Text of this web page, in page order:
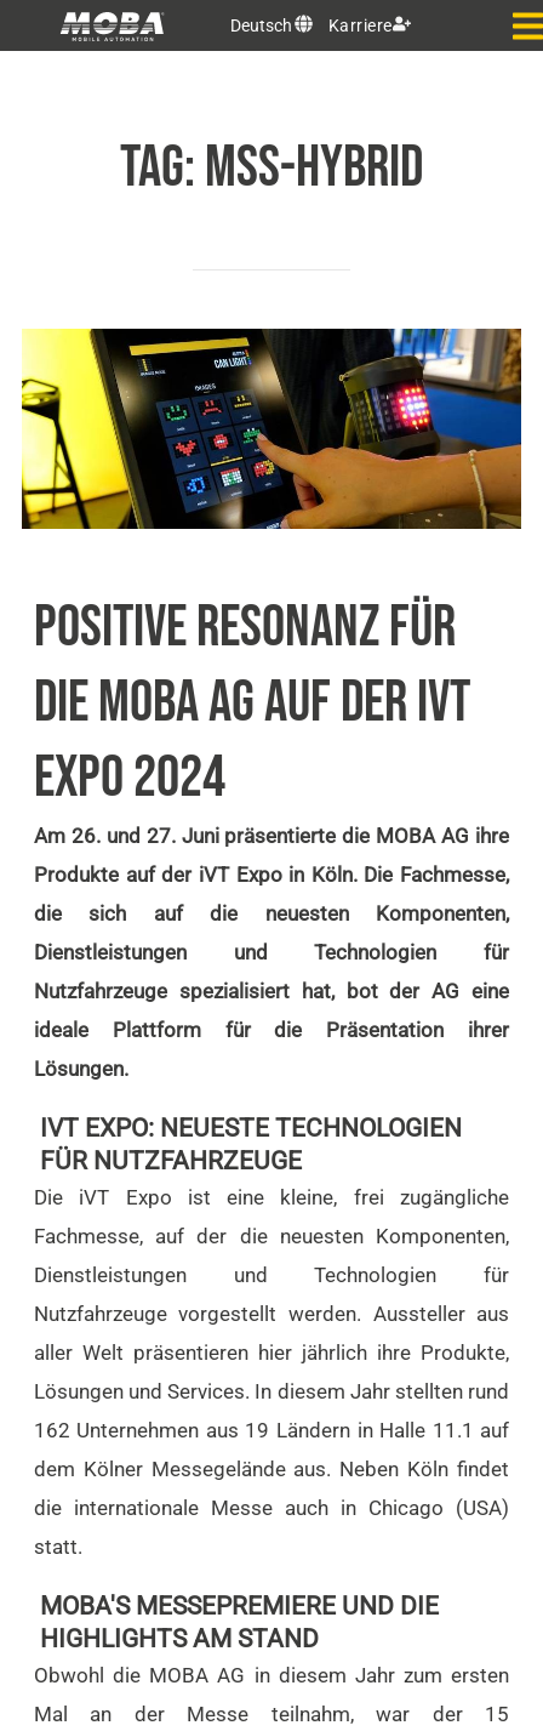
Deutsch Karriere
TAG: MSS-Hybrid
POSITIVE RESONANZ FÜR
DIE MOBA AG AUF DER IVT
EXPO 2024
Am 26. und 27. Juni präsentierte die MOBA AG ihre
Produkte auf der iVT Expo in Köln. Die Fachmesse,
die sich auf die neuesten Komponenten,
Dienstleistungen und Technologien für
Nutzfahrzeuge spezialisiert hat, bot der AG eine
ideale Plattform für die Präsentation ihrer
Lösungen.
IVT EXPO: NEUESTE TECHNOLOGIEN
FÜR NUTZFAHRZEUGE
Die iVT Expo ist eine kleine, frei zugängliche
Fachmesse, auf der die neuesten Komponenten,
Dienstleistungen und Technologien für
Nutzfahrzeuge vorgestellt werden. Aussteller aus
aller Welt präsentieren hier jährlich ihre Produkte,
Lösungen und Services. In diesem Jahr stellten rund
162 Unternehmen aus 19 Ländern in Halle 11.1 auf
dem Kölner Messegelände aus. Neben Köln findet
die internationale Messe auch in Chicago (USA)
statt.
MOBA'S MESSEPREMIERE UND DIE
HIGHLIGHTS AM STAND
Obwohl die MOBA AG in diesem Jahr zum ersten
Mal an der Messe teilnahm, war der 15